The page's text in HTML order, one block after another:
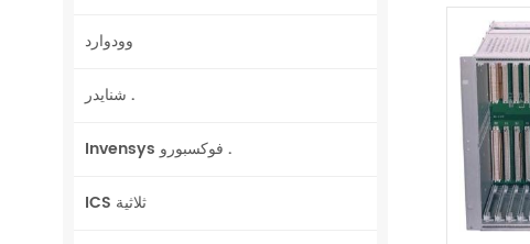
وودوارد
شنايدر .
Invensys فوكسبورو .
ICS ثلاثية